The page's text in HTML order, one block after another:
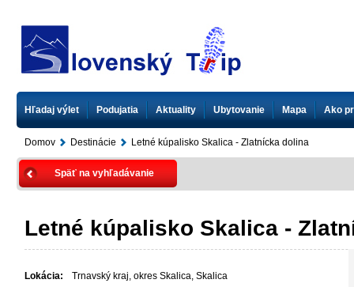
Hľadaj výlet Podujatia Aktuality Ubytovanie Mapa Ako
Domov Destinácie Letné kúpalisko Skalica - Zlatnícka dolina
Späť na vyhľadávanie
Letné kúpalisko Skalica -
Lokácia: Trnavský kraj okres Skalica Skalica